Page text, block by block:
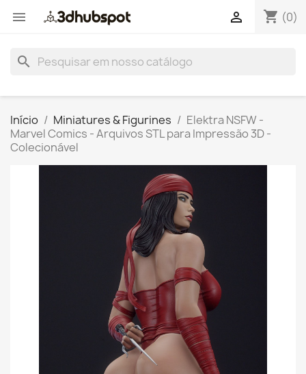
 shopping_cart (0)

search
Início Miniatures & Figurines
Elektra NSFW -
Marvel Comics - Arquivos STL para Impressão 3D -
Colecionável